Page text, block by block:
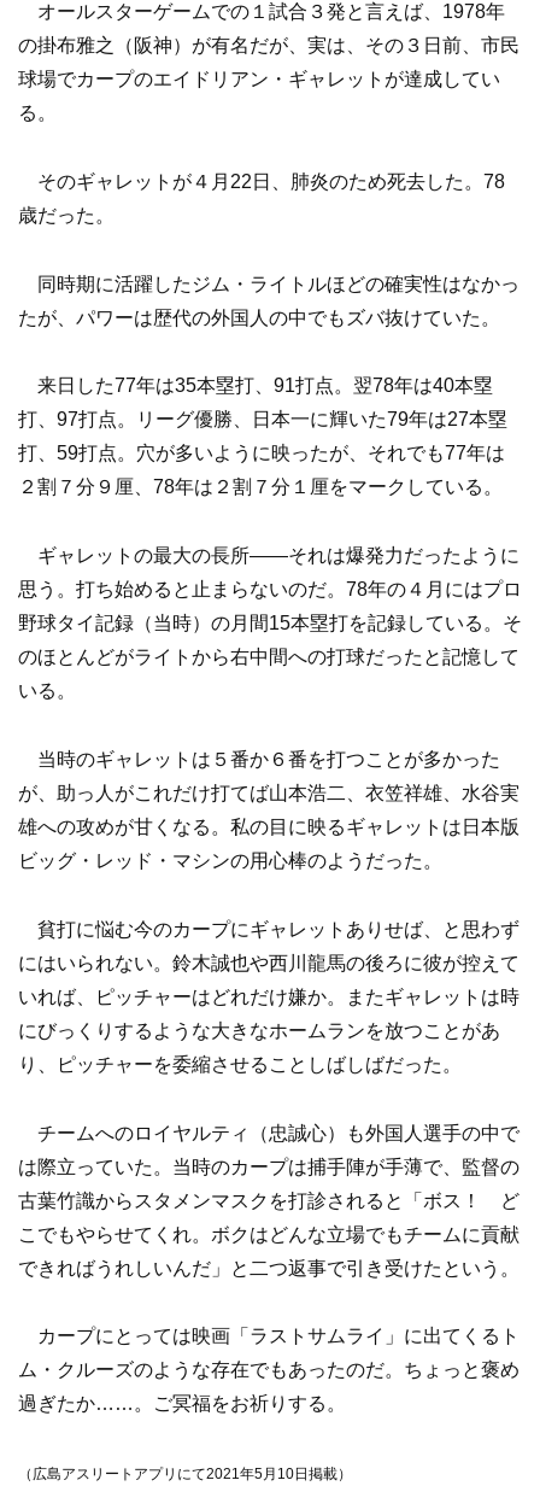
オールスターゲームでの１試合３発と言えば、1978年
の掛布雅之（阪神）が有名だが、実は、その３日前、市民
球場でカープのエイドリアン・ギャレットが達成してい
る。
そのギャレットが４月22日、肺炎のため死去した。78
歳だった。
同時期に活躍したジム・ライトルほどの確実性はなかっ
たが、パワーは歴代の外国人の中でもズバ抜けていた。
来日した77年は35本塁打、91打点。翌78年は40本塁
打、97打点。リーグ優勝、日本一に輝いた79年は27本塁
打、59打点。穴が多いように映ったが、それでも77年は
２割７分９厘、78年は２割７分１厘をマークしている。
ギャレットの最大の長所――それは爆発力だったように
思う。打ち始めると止まらないのだ。78年の４月にはプロ
野球タイ記録（当時）の月間15本塁打を記録している。そ
のほとんどがライトから右中間への打球だったと記憶して
いる。
当時のギャレットは５番か６番を打つことが多かった
が、助っ人がこれだけ打てば山本浩二、衣笠祥雄、水谷実
雄への攻めが甘くなる。私の目に映るギャレットは日本版
ビッグ・レッド・マシンの用心棒のようだった。
貧打に悩む今のカープにギャレットありせば、と思わず
にはいられない。鈴木誠也や西川龍馬の後ろに彼が控えて
いれば、ピッチャーはどれだけ嫌か。またギャレットは時
にびっくりするような大きなホームランを放つことがあ
り、ピッチャーを委縮させることしばしばだった。
チームへのロイヤルティ（忠誠心）も外国人選手の中で
は際立っていた。当時のカープは捕手陣が手薄で、監督の
古葉竹識からスタメンマスクを打診されると「ボス！ ど
こでもやらせてくれ。ボクはどんな立場でもチームに貢献
できればうれしいんだ」と二つ返事で引き受けたという。
カープにとっては映画「ラストサムライ」に出てくるト
ム・クルーズのような存在でもあったのだ。ちょっと褒め
過ぎたか……。ご冥福をお祈りする。
（広島アスリートアプリにて2021年5月10日掲載）